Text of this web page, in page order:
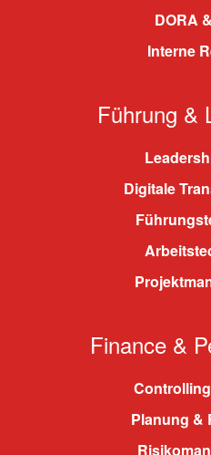
DORA
Interne
Führung &
Digitale
Finance &
Planung &